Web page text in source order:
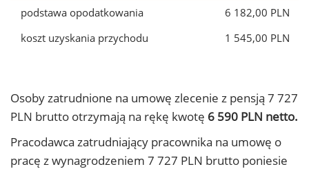
podstawa opodatkowania
6 182,00 PLN
koszt uzyskania przychodu
1 545,00 PLN
Osoby zatrudnione na umowę zlecenie z pensją 7 727
PLN brutto otrzymają na rękę kwotę 6 590 PLN netto.
Pracodawca zatrudniający pracownika na umowę o
pracę z wynagrodzeniem 7 727 PLN brutto poniesie